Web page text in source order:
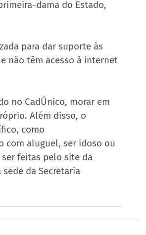
dama do Estado,
para dar suporte às
não têm acesso à internet
no CadÚnico, morar em
Além disso, o
como
com aluguel, ser idoso ou
feitas pelo site da
da Secretaria